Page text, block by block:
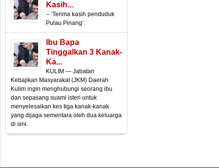
Kasih...
– ‘Terima kasih penduduk
Pulau Pinang’.
Ibu Bapa
Tinggalkan 3 Kanak-
Ka...
KULIM — Jabatan
Kebajikan Masyarakat (JKM) Daerah
Kulim ingin menghubungi seorang ibu
dan sepasang suami isteri untuk
menyelesaikan kes tiga kanak-kanak
yang dijaga sementara oleh dua keluarga
di sini.